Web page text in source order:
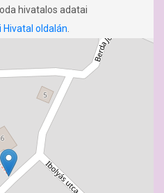
hivatalos adatai
oldalán